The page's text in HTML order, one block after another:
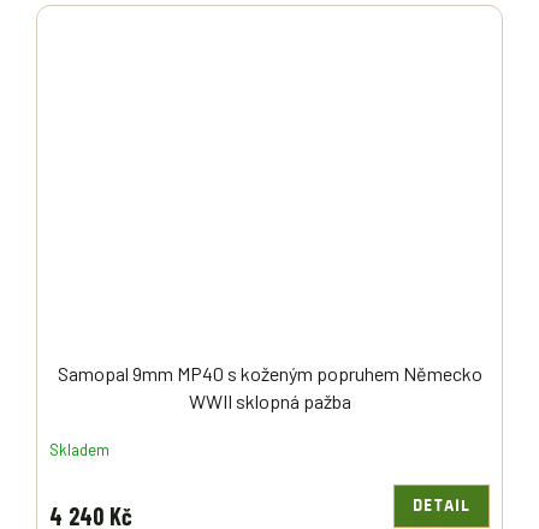
Samopal 9mm MP40 s koženým popruhem Německo
WWII sklopná pažba
Skladem
4 240 Kč DETAIL